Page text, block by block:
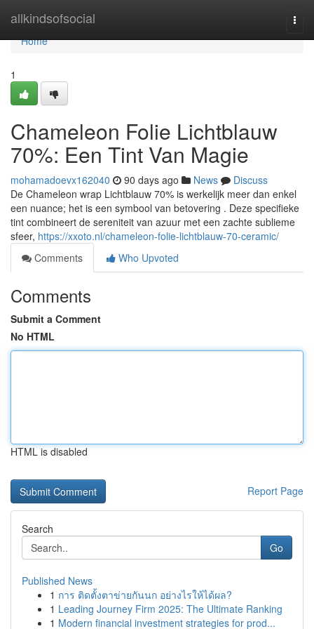
allkindsofsocial
Home
Home
1
Chameleon Folie Lichtblauw
70%: Een Tint Van Magie
mohamadoevx162040 90 days ago News
Discuss
De Chameleon wrap Lichtblauw 70% is werkelijk meer dan enkel
een nuance; het is een symbool van betovering . Deze specifieke
tint combineert de sereniteit van azuur met een zachte sublieme
sfeer, https://xxoto.nl/chameleon-folie-lichtblauw-70-ceramic/
Comments
Who Upvoted
Comments
Submit a Comment
No HTML
HTML is disabled
Report Page
Search
Go
Published News
1 การ ติดตั้งตาข่ายกันนก อย่างไรให้ได้ผล?
1 Leading Journey Firm 2025: The Ultimate Ranking
1 Modern financial investment strategies for prod...